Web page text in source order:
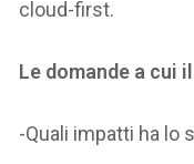
cloud-first.
Le domande a cui
-Quali impatti ha lo